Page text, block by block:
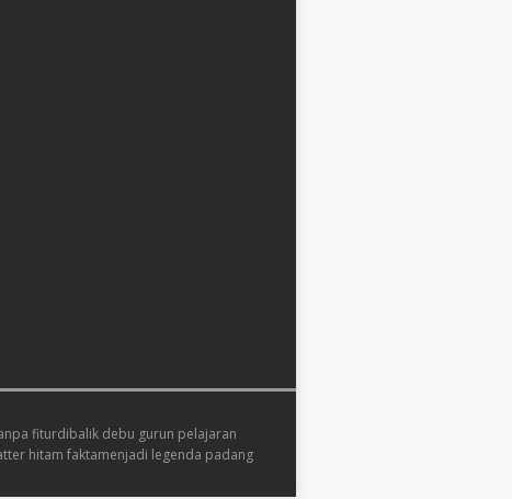
fiturdibalik debu gurun pelajaran
hitam faktamenjadi legenda padang